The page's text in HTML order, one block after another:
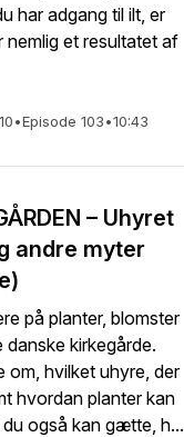
har adgang til ilt, er
et resultatet af
•Episode 103•10:43
– Uhyret
andre myter
på planter, blomster
kirkegårde.
om, hvilket uhyre, der
hvordan planter kan
også kan gætte, h...